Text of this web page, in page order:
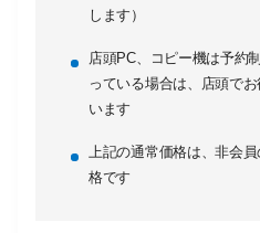
します）
店頭PC、コピー機は予約
っている場合は、店頭で
います
上記の通常価格は、非会
格です